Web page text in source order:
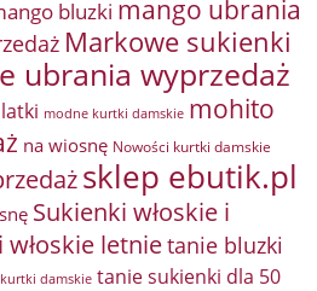
bluzki mango ubrania
Markowe sukienki
ubrania wyprzedaż
modne kurtki damskie mohito
na wiosnę Nowości kurtki damskie
sklep ebutik.pl
Sukienki włoskie i
włoskie letnietanie bluzki
damskie tanie sukienki dla 50